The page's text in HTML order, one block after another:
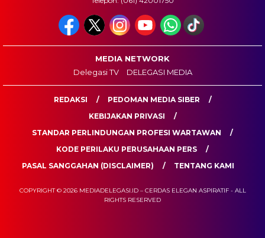
MEDIA NETWORK
Delegasi TV
DELEGASI MEDIA
REDAKSI
PEDOMAN MEDIA SIBER
KEBIJAKAN PRIVASI
STANDAR PERLINDUNGAN PROFESI WARTAWAN
KODE PERILAKU PERUSAHAAN PERS
PASAL SANGGAHAN (DISCLAIMER)
TENTANG KAMI
COPYRIGHT © 2026 MEDIADELEGASI.ID – CERDAS ELEGAN ASPIRATIF - ALL
RIGHTS RESERVED